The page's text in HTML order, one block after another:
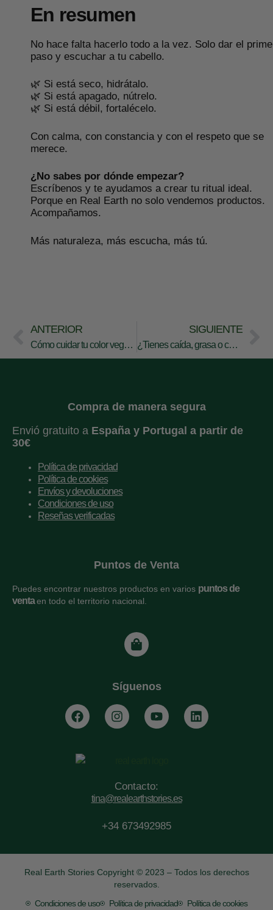
En resumen
No hace falta hacerlo todo a la vez. Solo dar el
paso y escuchar a tu cabello.
🌿 Si está seco, hidrátalo.
🌿 Si está apagado, nútrelo.
🌿 Si está débil, fortalécelo.
Con calma, con constancia y con el respeto que se
merece.
¿No sabes por dónde empezar?
Escríbenos y te ayudamos a crear tu ritual ideal.
Porque en Real Earth no solo vendemos productos.
Acompañamos.
Más naturaleza, más escucha, más tú.
ANTERIOR
Cómo cuidar tu color vegetal en verano: plantas, calma y mucho amor.
SIGUIENTE
¿Tienes caída, grasa o cuero cabelludo sensible? Así te ayudan los tintes vegetales.
Compra de manera segura
Envió gratuito a España y Portugal a partir de
30€
Política de privacidad
Política de cookies
Envíos y devoluciones
Condiciones de uso
Reseñas verificadas
Puntos de Venta
Puedes encontrar nuestros productos en varios puntos de
ventaen todo el territorio nacional.
Síguenos
Contacto:
tina@realearthstories.es
+34 673492985
Real Earth Stories Copyright © 2023 – Todos los derechos
reservados.
Condiciones de uso
Política de privacidad Política de cookies